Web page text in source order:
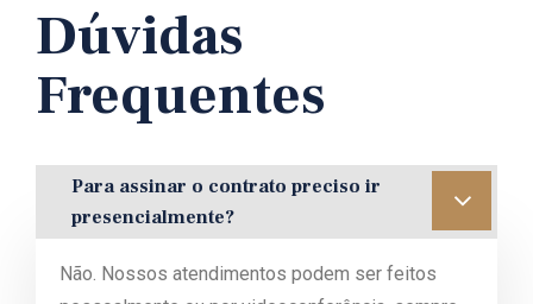
Dúvidas
Frequentes
Para assinar o contrato preciso ir
presencialmente?
Não. Nossos atendimentos podem ser feitos